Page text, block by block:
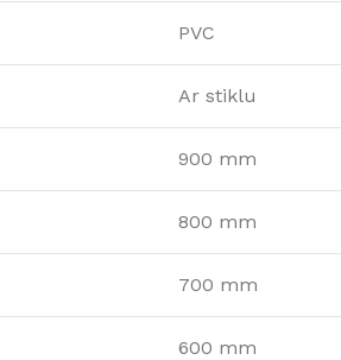
PVC
Ar stiklu
900 mm
800 mm
700 mm
600 mm